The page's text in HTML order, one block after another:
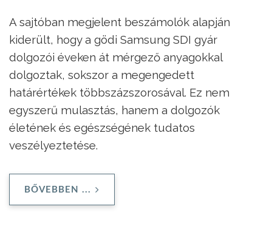
A sajtóban megjelent beszámolók alapján
kiderült, hogy a gödi Samsung SDI gyár
dolgozói éveken át mérgező anyagokkal
dolgoztak, sokszor a megengedett
határértékek többszázszorosával. Ez nem
egyszerű mulasztás, hanem a dolgozók
életének és egészségének tudatos
veszélyeztetése.
BŐVEBBEN ...